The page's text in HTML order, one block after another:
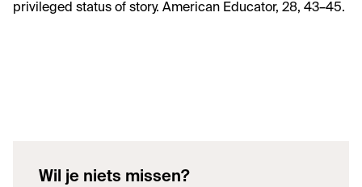
privileged status of story. American Educator, 28, 43–45.
Wil je niets missen?